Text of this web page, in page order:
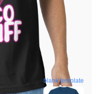
blank template